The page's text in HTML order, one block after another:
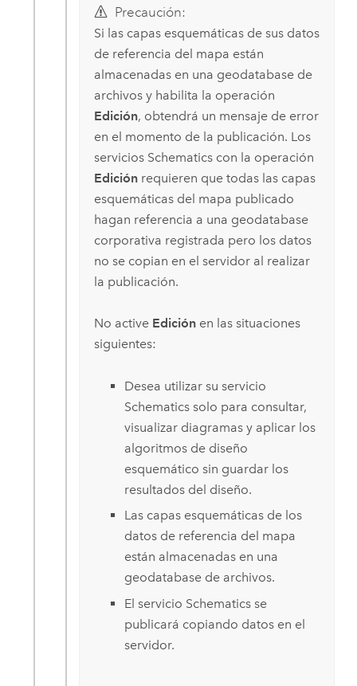
Precaución:
Si las capas esquemáticas de sus datos
de referencia del mapa están
almacenadas en una geodatabase de
archivos y habilita la operación
Edición, obtendrá un mensaje de error
en el momento de la publicación. Los
servicios Schematics con la operación
Ediciónrequieren que todas las capas
esquemáticas del mapa publicado
hagan referencia a una geodatabase
corporativa registrada pero los datos
no se copian en el servidor al realizar
la publicación.
No active Ediciónen las situaciones
siguientes:
Desea utilizar su servicio
Schematics solo para consultar,
visualizar diagramas y aplicar los
algoritmos de diseño
esquemático sin guardar los
resultados del diseño.
Las capas esquemáticas de los
datos de referencia del mapa
están almacenadas en una
geodatabase de archivos.
El servicio Schematics se
publicará copiando datos en el
servidor.